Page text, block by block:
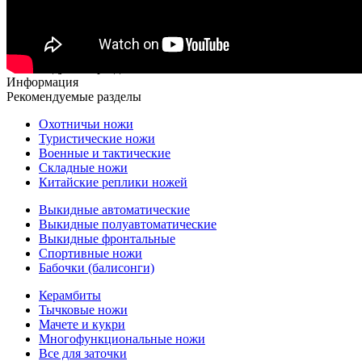
Рекомендуемые разделы
Информация
Рекомендуемые разделы
Охотничьи ножи
Туристические ножи
Военные и тактические
Складные ножи
Китайские реплики ножей
Выкидные автоматические
Выкидные полуавтоматические
Выкидные фронтальные
Спортивные ножи
Бабочки (балисонги)
Керамбиты
Тычковые ножи
Мачете и кукри
Многофункциональные ножи
Все для заточки